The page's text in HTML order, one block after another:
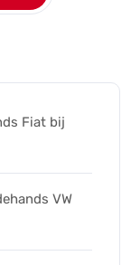
Fiat bij
VW